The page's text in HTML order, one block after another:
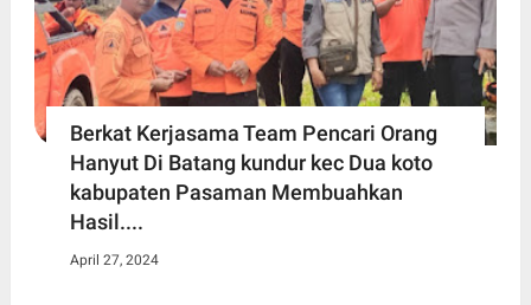
Berkat Kerjasama Team Pencari Orang
Hanyut Di Batang kundur kec Dua koto
kabupaten Pasaman Membuahkan
Hasil....
April 27, 2024